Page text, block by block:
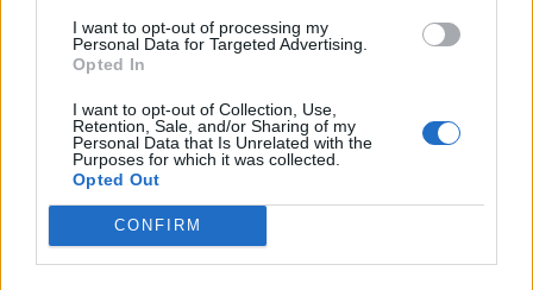
I want to opt-out of processing my
Personal Data for Targeted Advertising.
Opted In
I want to opt-out of Collection, Use,
Retention, Sale, and/or Sharing of my
Personal Data that Is Unrelated with the
Purposes for which it was collected.
Opted Out
CONFIRM